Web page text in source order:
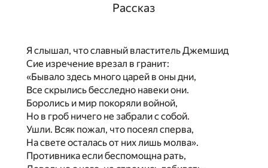
Рассказ
Я слышал, что славный властитель Джемшид
Сие изречение врезал в гранит:
«Бывало здесь много царей в оны дни,
Все скрылись бесследно навеки они.
Боролись и мир покоряли войной,
Но в гроб ничего не забрали с собой.
Ушли. Всяк пожал, что посеял сперва,
На свете осталась от них лишь молва».
Противника если беспомощна рать,